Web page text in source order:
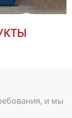
и мы